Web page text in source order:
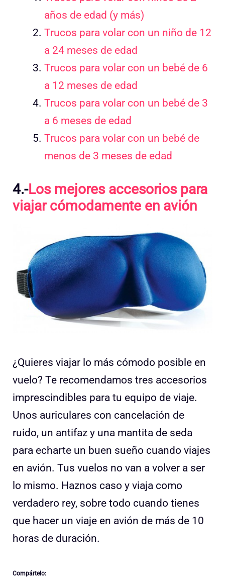
años de edad (y más)
Trucos para volar con un niño de 12
a 24 meses de edad
Trucos para volar con un bebé de 6
a 12 meses de edad
Trucos para volar con un bebé de 3
a 6 meses de edad
Trucos para volar con un bebé de
menos de 3 meses de edad
4.-Los mejores accesorios para
viajar cómodamente en avión
¿Quieres viajar lo más cómodo posible en
vuelo? Te recomendamos tres accesorios
imprescindibles para tu equipo de viaje.
Unos auriculares con cancelación de
ruido, un antifaz y una mantita de seda
para echarte un buen sueño cuando viajes
en avión. Tus vuelos no van a volver a ser
lo mismo. Haznos caso y viaja como
verdadero rey, sobre todo cuando tienes
que hacer un viaje en avión de más de 10
horas de duración.
Compártelo: